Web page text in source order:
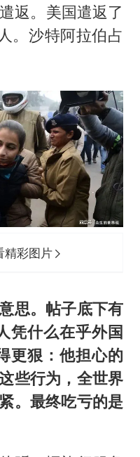
返。美国遣返了
。沙特阿拉伯占
精彩图片
思。帖子底下有
凭什么在乎外国
更狠：他担心的
些行为，全世界
。最终吃亏的是